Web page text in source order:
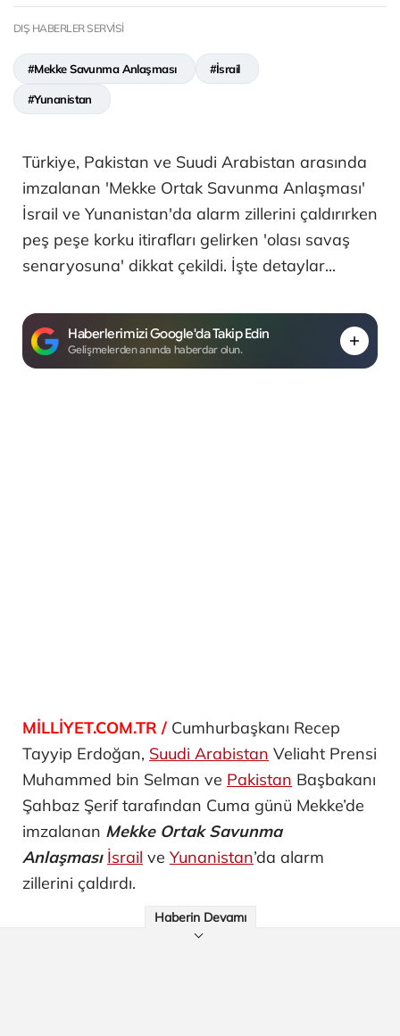
DIŞ HABERLER SERVİSİ
#Mekke Savunma Anlaşması #İsrail
#Yunanistan
Türkiye, Pakistan ve Suudi Arabistan arasında
imzalanan 'Mekke Ortak Savunma Anlaşması'
İsrail ve Yunanistan'da alarm zillerini çaldırırken
peş peşe korku itirafları gelirken 'olası savaş
senaryosuna' dikkat çekildi. İşte detaylar...
Haberlerimizi Google'da Takip Edin
Gelişmelerden anında haberdar olun.
MİLLİYET.COM.TR / Cumhurbaşkanı Recep
Tayyip Erdoğan, Suudi Arabistan Veliaht Prensi
Muhammed bin Selman ve Pakistan Başbakanı
Şahbaz Şerif tarafından Cuma günü Mekke’de
imzalanan Mekke Ortak Savunma
Anlaşması İsrail ve Yunanistan’da alarm
zillerini çaldırdı.
Haberin Devamı